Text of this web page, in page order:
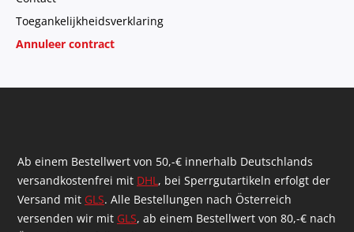
Toegankelijkheidsverklaring
Annuleer contract
Ab einem Bestellwert von 50,-€ innerhalb Deutschlands
versandkostenfrei mit DHL , bei Sperrgutartikeln erfolgt der
Versand mit GLS. Alle Bestellungen nach Österreich
versenden wir mit GLS, ab einem Bestellwert von 80,-€ nach